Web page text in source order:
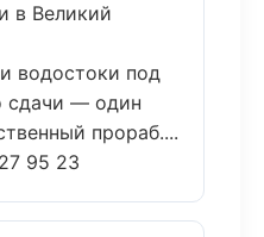
в Великий
водостоки под
сдачи — один
прораб....
95 23